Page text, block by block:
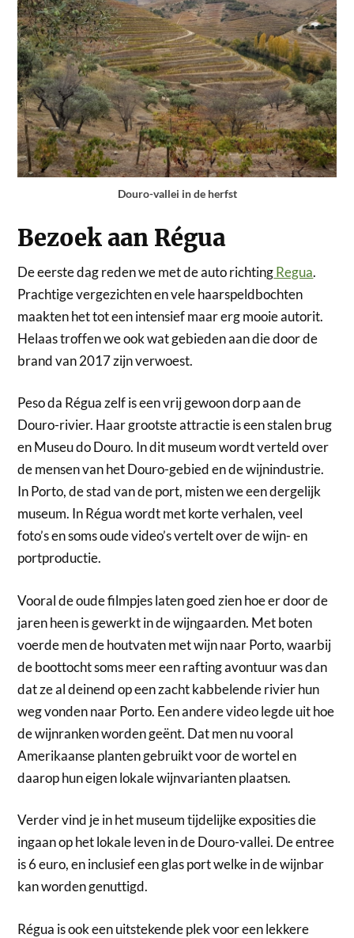
Douro-vallei in de herfst
Bezoek aan Régua
De eerste dag reden we met de auto richtingRegua.
Prachtige vergezichten en vele haarspeldbochten
maakten het tot een intensief maar erg mooie autorit.
Helaas troffen we ook wat gebieden aan die door de
brand van 2017 zijn verwoest.
Peso da Régua zelf is een vrij gewoon dorp aan de
Douro-rivier. Haar grootste attractie is een stalen brug
en Museu do Douro. In dit museum wordt verteld over
de mensen van het Douro-gebied en de wijnindustrie.
In Porto, de stad van de port, misten we een dergelijk
museum. In Régua wordt met korte verhalen, veel
foto’s en soms oude video’s vertelt over de wijn- en
portproductie.
Vooral de oude filmpjes laten goed zien hoe er door de
jaren heen is gewerkt in de wijngaarden. Met boten
voerde men de houtvaten met wijn naar Porto, waarbij
de boottocht soms meer een rafting avontuur was dan
dat ze al deinend op een zacht kabbelende rivier hun
weg vonden naar Porto. Een andere video legde uit hoe
de wijnranken worden geënt. Dat men nu vooral
Amerikaanse planten gebruikt voor de wortel en
daarop hun eigen lokale wijnvarianten plaatsen.
Verder vind je in het museum tijdelijke exposities die
ingaan op het lokale leven in de Douro-vallei. De entree
is 6 euro, en inclusief een glas port welke in de wijnbar
kan worden genuttigd.
Régua is ook een uitstekende plek voor een lekkere